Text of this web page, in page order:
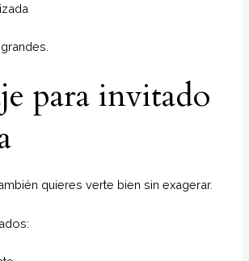
para invitado
quieres verte bien sin exagerar.